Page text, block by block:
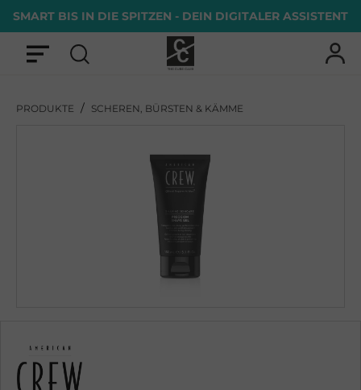
SMART BIS IN DIE SPITZEN - DEIN DIGITALER ASSISTENT
PRODUKTE / SCHEREN, BÜRSTEN & KÄMME